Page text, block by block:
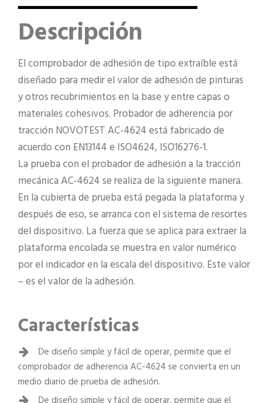
Descripción
El comprobador de adhesión de tipo extraíble está
diseñado para medir el valor de adhesión de pinturas
y otros recubrimientos en la base y entre capas o
materiales cohesivos. Probador de adherencia por
tracción NOVOTEST AC-4624 está fabricado de
acuerdo con EN13144 e ISO4624, ISO16276-1.
La prueba con el probador de adhesión a la tracción
mecánica AC-4624 se realiza de la siguiente manera.
En la cubierta de prueba está pegada la plataforma y
después de eso, se arranca con el sistema de resortes
del dispositivo. La fuerza que se aplica para extraer la
plataforma encolada se muestra en valor numérico
por el indicador en la escala del dispositivo. Este valor
– es el valor de la adhesión.
Características
De diseño simple y fácil de operar, permite que el
comprobador de adherencia AC-4624 se convierta en un
medio diario de prueba de adhesión.